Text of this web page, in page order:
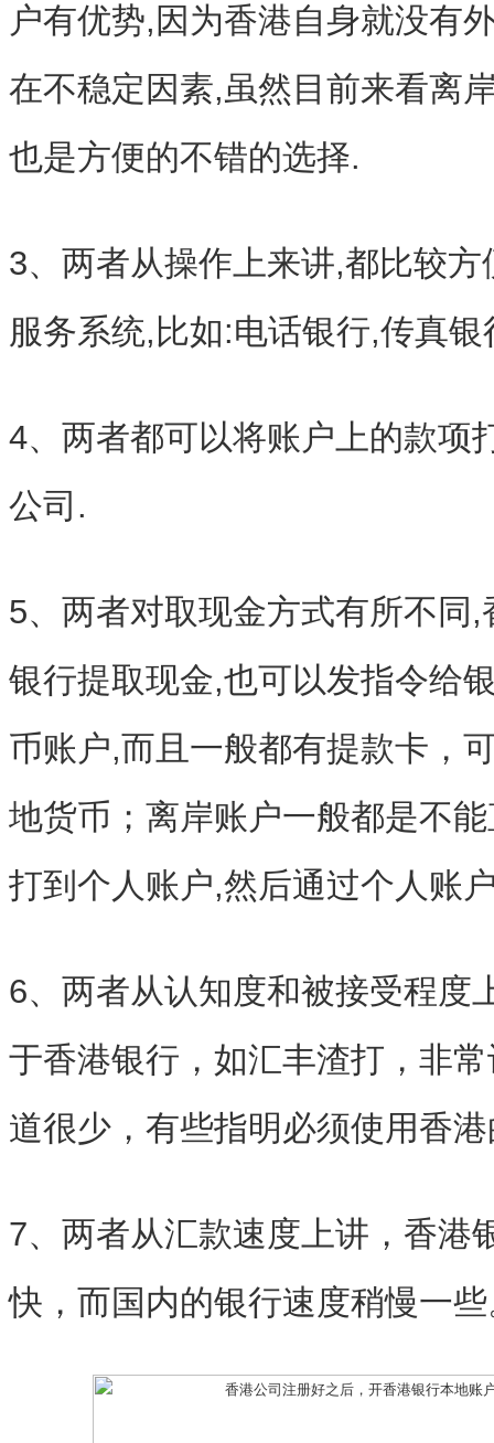
户有优势,因为香港自身就没有
在不稳定因素,虽然目前来看离
也是方便的不错的选择.
3、两者从操作上来讲,都比较
服务系统,比如:电话银行,传真
4、两者都可以将账户上的款项
公司.
5、两者对取现金方式有所不同
银行提取现金,也可以发指令给
币账户,而且一般都有提款卡，
地货币；离岸账户一般都是不
打到个人账户,然后通过个人账
6、两者从认知度和被接受程度
于香港银行，如汇丰渣打，非
道很少，有些指明必须使用香
7、两者从汇款速度上讲，香港
快，而国内的银行速度稍慢一